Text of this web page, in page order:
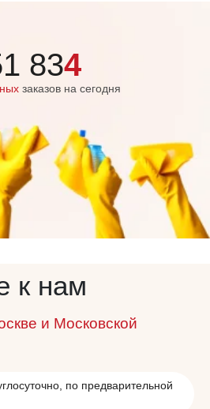
834
заказов на сегодня
к нам
и Московской
по предварительной